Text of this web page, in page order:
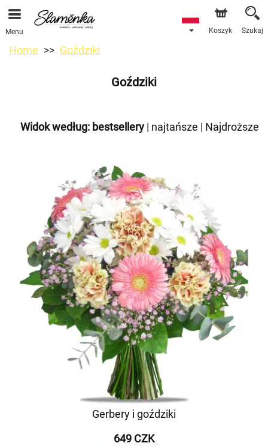
Menu Koszyk Szukaj
Home Goździki
Goździki
Widok według: bestsellery | najtańsze | Najdroższe
Gerbery i goździki
649 CZK